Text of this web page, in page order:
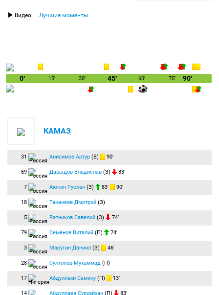
Видео: Лучшие моменты
0′ 15′ 30′ 45′ 60′ 75′ 90′
КАМАЗ
31 Анисимов Артур (В) 90′
69 Давыдов Владислав (З) 83′
7 Аюкин Руслан (З) 83′ 90′
18 Тананеев Дмитрий (З)
5 Ратников Савелий (З) 74′
79 Семёнов Виталий (П) 74′
3 Маругин Даниил (З) 46′
28 Султонов Мухаммад (П)
17 Абдуллахи Самину (П) 13′
14 Абдуллаев Сурхайхан (П) 83′